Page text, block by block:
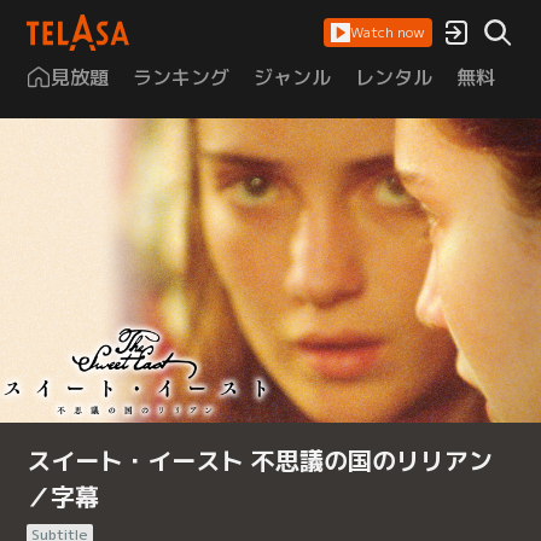
Watch now
見放題 ランキング ジャンル レンタル 無料
スイート・イースト 不思議の国のリリアン
／字幕
Subtitle